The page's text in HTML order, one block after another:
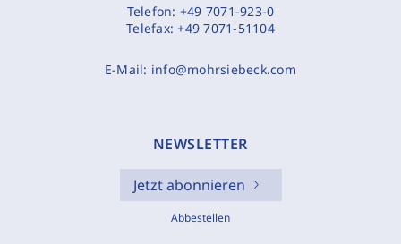
Telefon: +49 7071-923-0
Telefax:+49 7071-51104
E-Mail: info@mohrsiebeck.com
NEWSLETTER
Jetzt abonnieren
Abbestellen